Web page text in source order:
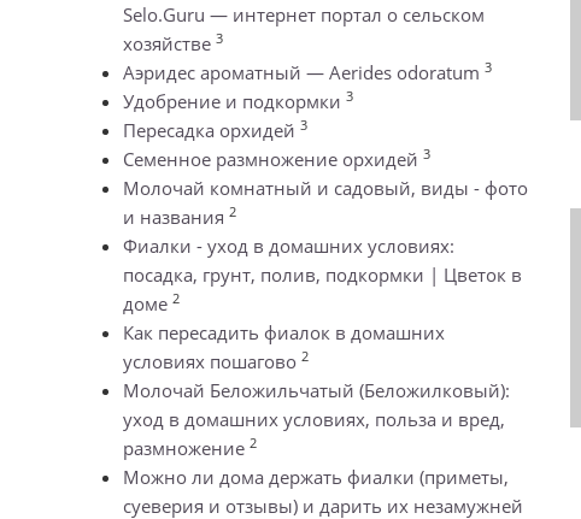
Selo.Guru — интернет портал о сельском
хозяйстве 3
Аэридес ароматный — Aerides odoratum 3
Удобрение и подкормки 3
Пересадка орхидей 3
Семенное размножение орхидей 3
Молочай комнатный и садовый, виды - фото
и названия 2
Фиалки - уход в домашних условиях:
посадка, грунт, полив, подкормки | Цветок в
доме 2
Как пересадить фиалок в домашних
условиях пошагово 2
Молочай Беложильчатый (Беложилковый):
уход в домашних условиях, польза и вред,
размножение 2
Можно ли дома держать фиалки (приметы,
суеверия и отзывы) и дарить их незамужней